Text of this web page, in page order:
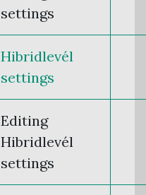
settings
Hibridlevél
settings
Editing
Hibridlevél
settings